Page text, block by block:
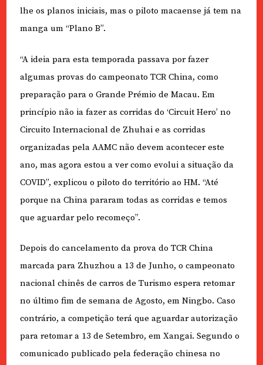
lhe os planos iniciais, mas o piloto macaense já tem na
manga um “Plano B”.
“A ideia para esta temporada passava por fazer
algumas provas do campeonato TCR China, como
preparação para o Grande Prémio de Macau. Em
princípio não ia fazer as corridas do ‘Circuit Hero’ no
Circuito Internacional de Zhuhai e as corridas
organizadas pela AAMC não devem acontecer este
ano, mas agora estou a ver como evolui a situação da
COVID”, explicou o piloto do território ao HM. “Até
porque na China pararam todas as corridas e temos
que aguardar pelo recomeço”.
Depois do cancelamento da prova do TCR China
marcada para Zhuzhou a 13 de Junho, o campeonato
nacional chinês de carros de Turismo espera retomar
no último fim de semana de Agosto, em Ningbo. Caso
contrário, a competição terá que aguardar autorização
para retomar a 13 de Setembro, em Xangai. Segundo o
comunicado publicado pela federação chinesa no